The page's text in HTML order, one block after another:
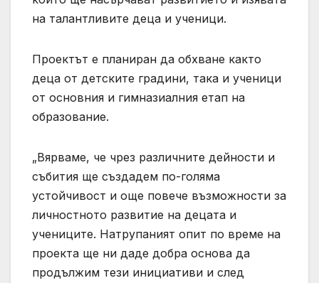
на талантливите деца и ученици.
Проектът е планиран да обхване както
деца от детските градини, така и ученици
от основния и гимназиалния етап на
образование.
„Вярваме, че чрез различните дейности и
събития ще създадем по-голяма
устойчивост и още повече възможности за
личностното развитие на децата и
учениците. Натрупаният опит по време на
проекта ще ни даде добра основа да
продължим тези инициативи и след